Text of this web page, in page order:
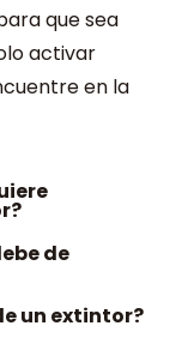
que sea
activar
en la
de
un extintor?